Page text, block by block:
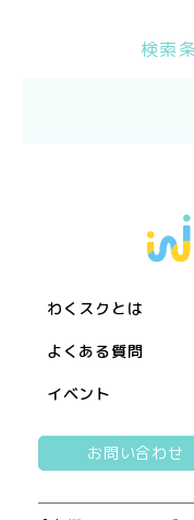
検索
わくスクとは
よくある質問
イベント
お問い合わせ